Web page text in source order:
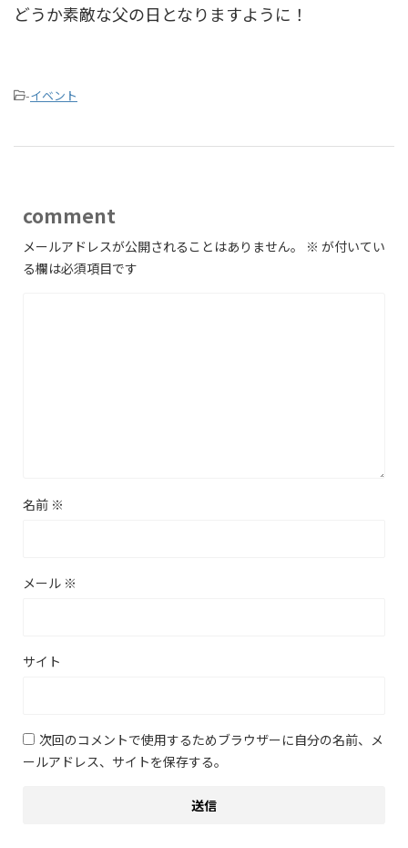
どうか素敵な父の日となりますように！
-イベント
comment
メールアドレスが公開されることはありません。 ※ が付いてい
る欄は必須項目です
名前 ※
メール ※
サイト
次回のコメントで使用するためブラウザーに自分の名前、メ
ールアドレス、サイトを保存する。